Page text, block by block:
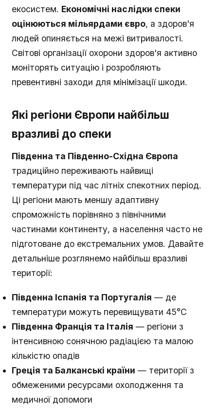
екосистем. Економічні наслідки спеки
оцінюються мільярдами євро, a здоров'я
людей опиняється на межі витривалості.
Світові організації охорони здоров'я активно
моніторять ситуацію і розробляють
превентивні заходи для мінімізації шкоди.
Які регіони Європи найбільш
вразливі до спеки
Південна та Південно-Східна Європа
традиційно переживають найвищі
температури під час літніх спекотних період.
Ці регіони мають меншу адаптивну
спроможність порівняно з північними
частинами континенту, а населення часто не
підготоване до екстремальних умов. Давайте
детальніше розглянемо найбільш вразливі
території:
Південна Іспанія та Португалія — де
температури можуть перевищувати 45°C
Південна Франція та Італія — регіони з
інтенсивною сонячною радіацією та малою
кількістю опадів
Греція та Балканські країни — території з
обмеженими ресурсами охолодження та
медичної допомоги